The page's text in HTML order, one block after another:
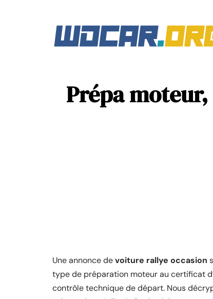
Prépa
Une annonce devoiture rallye occasion
type de préparation moteur au certificat
contrôle technique de départ. Nous